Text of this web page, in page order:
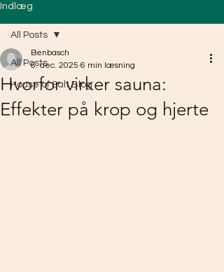
Indlæg
All Posts
House of Salt Blog
All Posts
Hvorfor virker sauna:
Effekter på krop og hjerte
Benbasch
6. dec. 2025 6 min læsning